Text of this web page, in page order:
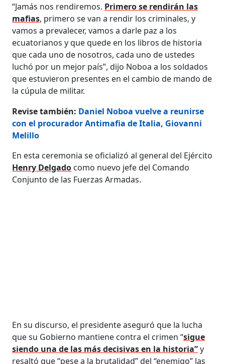
“Jamás nos rendiremos. Primero se rendirán las
mafias, primero se van a rendir los criminales, y
vamos a prevalecer, vamos a darle paz a los
ecuatorianos y que quede en los libros de historia
que cada uno de nosotros, cada uno de ustedes
luchó por un mejor país”, dijo Noboa a los soldados
que estuvieron presentes en el cambio de mando de
la cúpula de militar.
Revise también: Daniel Noboa vuelve a reunirse
con el procurador Antimafia de Italia, Giovanni
Melillo
En esta ceremonia se oficializó al general del Ejército
Henry Delgado como nuevo jefe del Comando
Conjunto de las Fuerzas Armadas.
En su discurso, el presidente aseguró que la lucha
que su Gobierno mantiene contra el crimen “sigue
siendo una de las más decisivas en la historia”y
resaltó que “pese a la brutalidad” del “enemigo” las